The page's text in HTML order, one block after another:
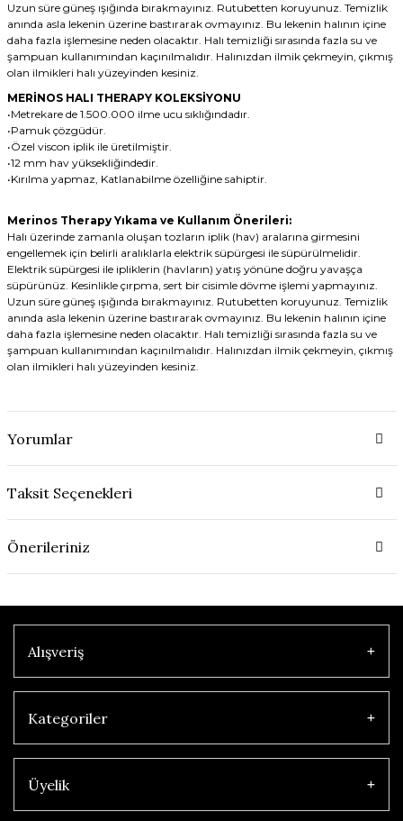
Uzun süre güneş ışığında bırakmayınız. Rutubetten koruyunuz. Temizlik
anında asla lekenin üzerine bastırarak ovmayınız. Bu lekenin halının içine
daha fazla işlemesine neden olacaktır. Halı temizliği sırasında fazla su ve
şampuan kullanımından kaçınılmalıdır. Halınızdan ilmik çekmeyin, çıkmış
olan ilmikleri halı yüzeyinden kesiniz.
MERİNOS HALI THERAPY KOLEKSİYONU
•Metrekare de 1.500.000 ilme ucu sıklığındadır.
•Pamuk çözgüdür.
•Özel viscon iplik ile üretilmiştir.
•12 mm hav yüksekliğindedir.
•Kırılma yapmaz, Katlanabilme özelliğine sahiptir.
Merinos Therapy Yıkama ve Kullanım Önerileri:
Halı üzerinde zamanla oluşan tozların iplik (hav) aralarına girmesini
engellemek için belirli aralıklarla elektrik süpürgesi ile süpürülmelidir.
Elektrik süpürgesi ile ipliklerin (havların) yatış yönüne doğru yavaşça
süpürünüz. Kesinlikle çırpma, sert bir cisimle dövme işlemi yapmayınız.
Uzun süre güneş ışığında bırakmayınız. Rutubetten koruyunuz. Temizlik
anında asla lekenin üzerine bastırarak ovmayınız. Bu lekenin halının içine
daha fazla işlemesine neden olacaktır. Halı temizliği sırasında fazla su ve
şampuan kullanımından kaçınılmalıdır. Halınızdan ilmik çekmeyin, çıkmış
olan ilmikleri halı yüzeyinden kesiniz.
Yorumlar
Taksit Seçenekleri
Önerileriniz
Alışveriş
Kategoriler
Üyelik